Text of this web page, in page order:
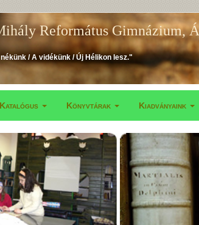
Református Gimnázium,
/ A vidékünk / Új Hélikon lesz."
Katalógus Könyvtárak Kiadványaink